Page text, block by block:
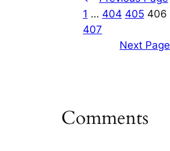
1 … 404 405 406
407
Next Page
Comments